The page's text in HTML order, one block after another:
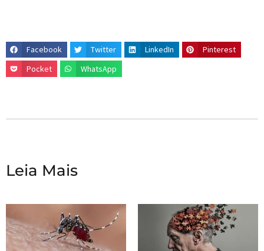
Facebook Twitter LinkedIn
Pinterest
Pocket
WhatsApp
Leia Mais